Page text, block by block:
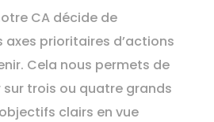
CA décide de
axes prioritaires d’actions
Cela nous permets de
trois ou quatre grands
clairs en vue